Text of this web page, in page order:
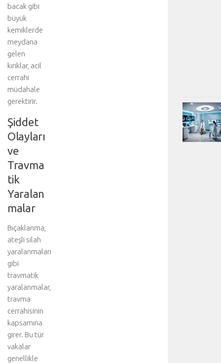
bacak gibi
büyük
kemiklerde
meydana
gelen
kırıklar, acil
cerrahi
müdahale
gerektirir.
Şiddet
Olayları
ve
Travma
tik
Yaralan
malar
Bıçaklanma,
ateşli silah
yaralanmaları
gibi
travmatik
yaralanmalar,
travma
cerrahisinin
kapsamına
girer. Bu tür
vakalar
genellikle